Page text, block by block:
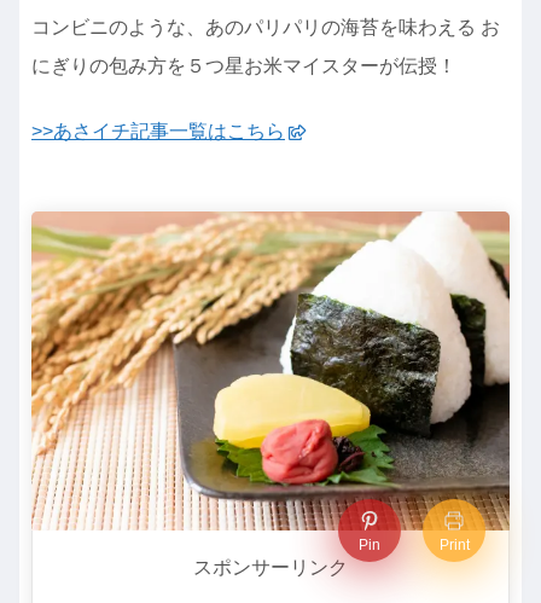
コンビニのような、あのパリパリの海苔を味わえる お
にぎりの包み方を５つ星お米マイスターが伝授！
>>あさイチ記事一覧はこちら
Pin Print
スポンサーリンク